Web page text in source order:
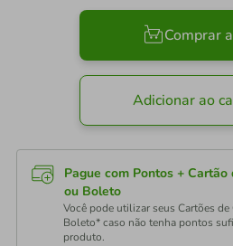
Comprar
Adicionar ao
Pague com Pontos +
ou Boleto
Você pode utilizar seus Cartões
Boleto* caso não tenha pontos
produto.